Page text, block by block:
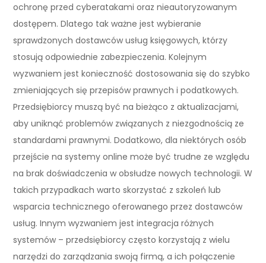
ochronę przed cyberatakami oraz nieautoryzowanym
dostępem. Dlatego tak ważne jest wybieranie
sprawdzonych dostawców usług księgowych, którzy
stosują odpowiednie zabezpieczenia. Kolejnym
wyzwaniem jest konieczność dostosowania się do szybko
zmieniających się przepisów prawnych i podatkowych.
Przedsiębiorcy muszą być na bieżąco z aktualizacjami,
aby uniknąć problemów związanych z niezgodnością ze
standardami prawnymi. Dodatkowo, dla niektórych osób
przejście na systemy online może być trudne ze względu
na brak doświadczenia w obsłudze nowych technologii. W
takich przypadkach warto skorzystać z szkoleń lub
wsparcia technicznego oferowanego przez dostawców
usług. Innym wyzwaniem jest integracja różnych
systemów – przedsiębiorcy często korzystają z wielu
narzędzi do zarządzania swoją firmą, a ich połączenie